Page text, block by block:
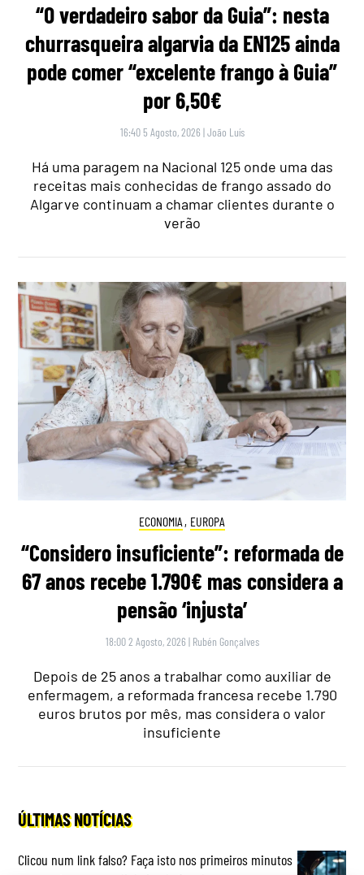
“O verdadeiro sabor da Guia”: nesta
churrasqueira algarvia da EN125 ainda
pode comer “excelente frango à Guia”
por 6,50€
16:40 5 Agosto, 2026 |João Luís
Há uma paragem na Nacional 125 onde uma das
receitas mais conhecidas de frango assado do
Algarve continuam a chamar clientes durante o
verão
ECONOMIA , EUROPA
“Considero insuficiente”: reformada de
67 anos recebe 1.790€ mas considera a
pensão ‘injusta’
18:00 2 Agosto, 2026 | Rubén Gonçalves
Depois de 25 anos a trabalhar como auxiliar de
enfermagem, a reformada francesa recebe 1.790
euros brutos por mês, mas considera o valor
insuficiente
ÚLTIMAS NOTÍCIAS
Clicou num link falso? Faça isto nos primeiros minutos